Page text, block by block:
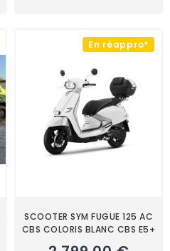
En réappro*
SCOOTER SYM FUGUE 125 AC
CBS COLORIS BLANC CBS E5+